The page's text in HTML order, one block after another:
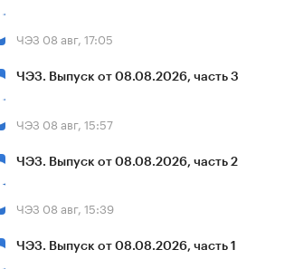
ЧЭЗ 08 авг, 17:05
ЧЭЗ. Выпуск от 08.08.2026, часть 3
ЧЭЗ 08 авг, 15:57
ЧЭЗ. Выпуск от 08.08.2026, часть 2
ЧЭЗ 08 авг, 15:39
ЧЭЗ. Выпуск от 08.08.2026, часть 1